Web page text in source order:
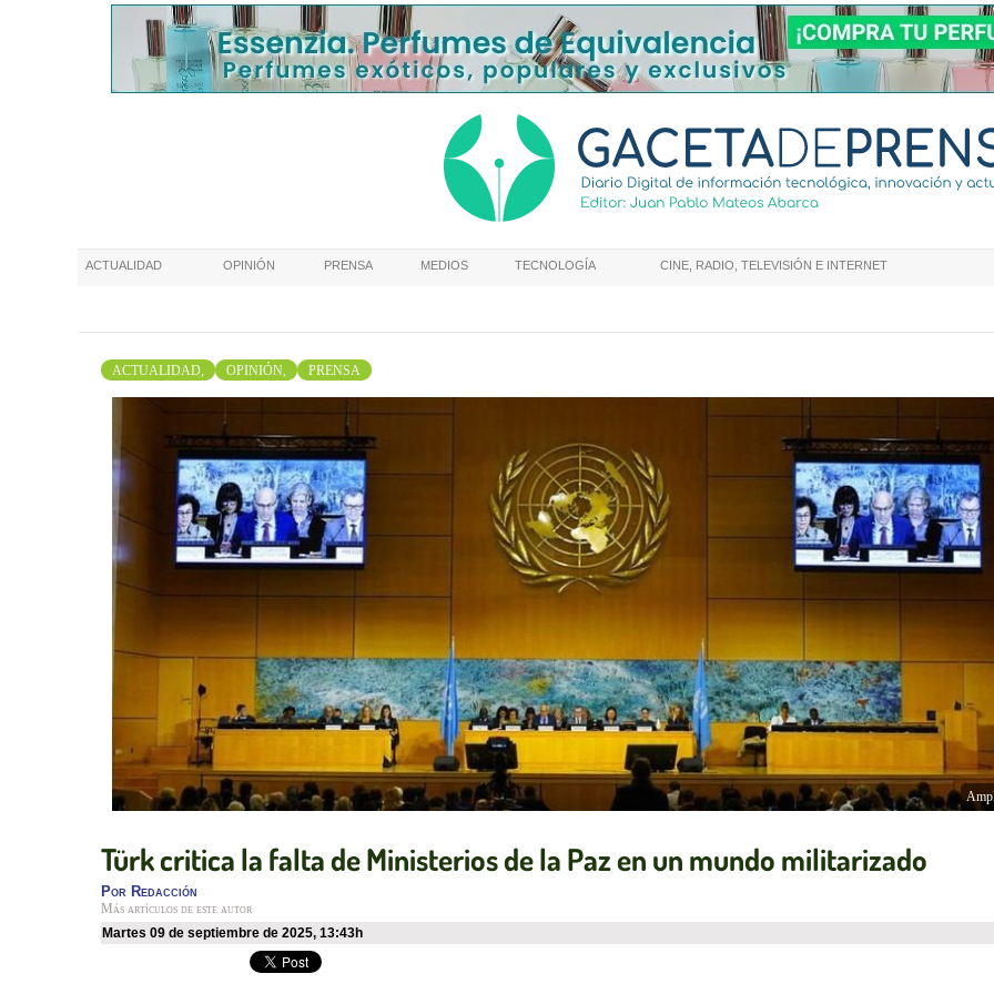
ACTUALIDAD OPINIÓN PRENSA MEDIOS TECNOLOGÍA CINE, RADIO, TELEVISIÓN E INTERNET
ACTUALIDAD, OPINIÓN, PRENSA
Türk critica la falta de Ministerios de la Paz en un mundo militarizado
Por Redacción
Más artículos de este autor
martes 09 de septiembre de 2025, 13:43h